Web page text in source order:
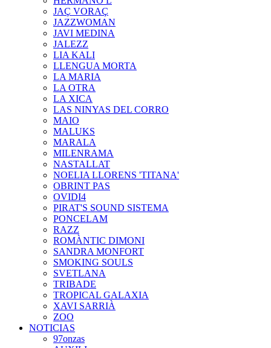
JAÇ VORAÇ
JAZZWOMAN
JAVI MEDINA
JALEZZ
LIA KALI
LLENGUA MORTA
LA MARIA
LA OTRA
LA XICA
LAS NINYAS DEL CORRO
MAIO
MALUKS
MARALA
MILENRAMA
NASTALLAT
NOELIA LLORENS 'TITANA'
OBRINT PAS
OVIDI4
PIRAT'S SOUND SISTEMA
PONCELAM
RAZZ
ROMÀNTIC DIMONI
SANDRA MONFORT
SMOKING SOULS
SVETLANA
TRIBADE
TROPICAL GALAXIA
XAVI SARRIÀ
ZOO
NOTICIAS
97onzas